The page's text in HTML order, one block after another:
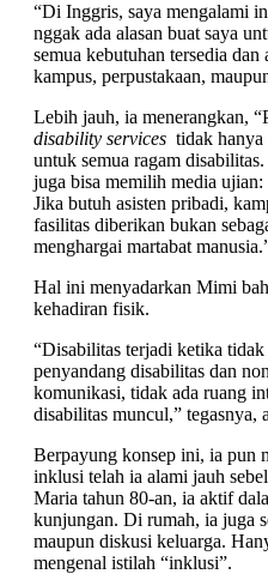
“Di Inggris, saya mengalami
nggak ada alasan buat saya
semua kebutuhan tersedia
kampus, perpustakaan,
Lebih jauh, ia menerangkan,
disability services tidak hanya
untuk semua ragam
juga bisa memilih media
Jika butuh asisten pribadi,
fasilitas diberikan bukan
menghargai martabat
Hal ini menyadarkan Mimi
kehadiran fisik.
“Disabilitas terjadi ketika
penyandang disabilitas dan
komunikasi, tidak ada ruang
disabilitas muncul,” tegasnya,
Berpayung konsep ini, ia pun
inklusi telah ia alami jauh
Maria tahun 80-an, ia aktif
kunjungan. Di rumah, ia juga
maupun diskusi keluarga.
mengenal istilah “inklusi”.